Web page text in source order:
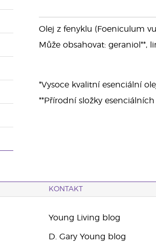
Olej z fenyklu (Foeniculum
Může obsahovat: geraniol**,
*Vysoce kvalitní esenciální
**Přírodní složky esenciálních
KONTAKT
Young Living blog
D. Gary Young blog